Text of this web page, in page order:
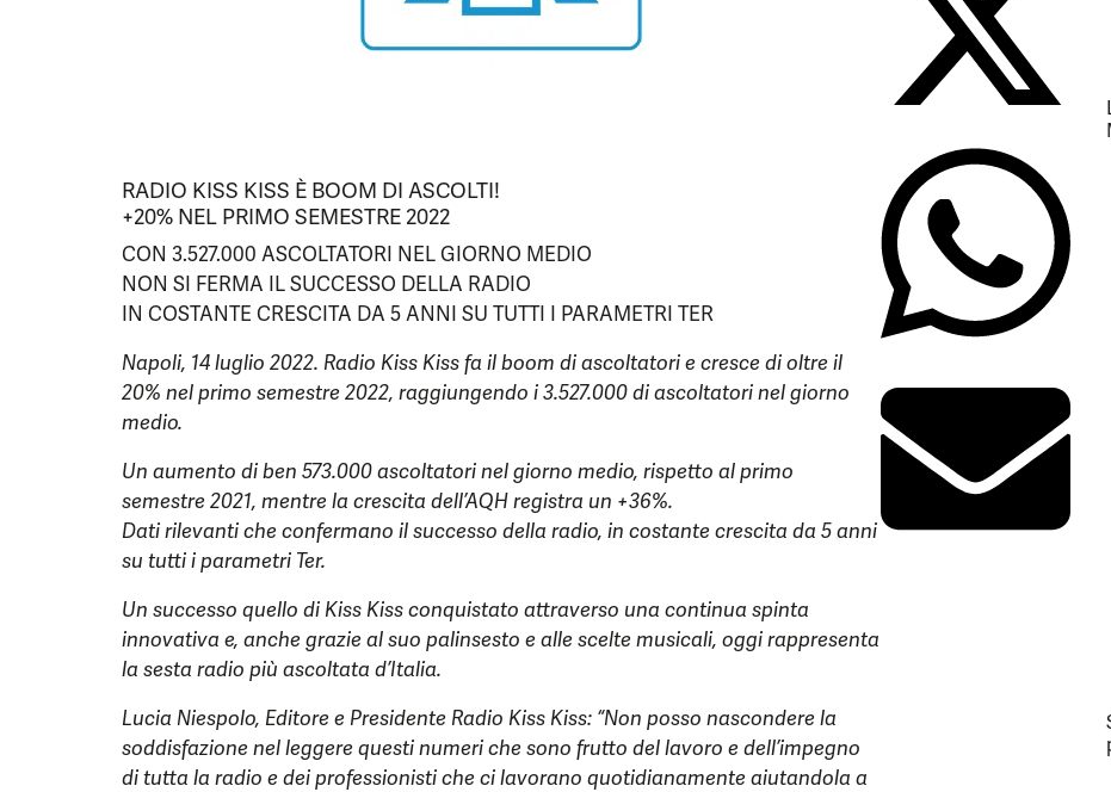
RADIO KISS KISS È BOOM DI ASCOLTI!
+20% NEL PRIMO SEMESTRE 2022
CON 3.527.000 ASCOLTATORI NEL GIORNO MEDIO
NON SI FERMA IL SUCCESSO DELLA RADIO
IN COSTANTE CRESCITA DA 5 ANNI SU TUTTI I PARAMETRI TER
Napoli, 14 luglio 2022. Radio Kiss Kiss fa il boom di ascoltatori e cresce di oltre il
20% nel primo semestre 2022, raggiungendo i 3.527.000 di ascoltatori nel giorno
medio.
Un aumento di ben 573.000 ascoltatori nel giorno medio, rispetto al primo
semestre 2021, mentre la crescita dell’AQH registra un +36%.
Dati rilevanti che confermano il successo della radio, in costante crescita da 5 anni
su tutti i parametri Ter.
Un successo quello di Kiss Kiss conquistato attraverso una continua spinta
innovativa e, anche grazie al suo palinsesto e alle scelte musicali, oggi rappresenta
la sesta radio più ascoltata d’Italia.
Lucia Niespolo, Editore e Presidente Radio Kiss Kiss: “Non posso nascondere la
soddisfazione nel leggere questi numeri che sono frutto del lavoro e dell’impegno
di tutta la radio e dei professionisti che ci lavorano quotidianamente aiutandola a